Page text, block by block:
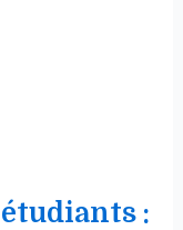
: